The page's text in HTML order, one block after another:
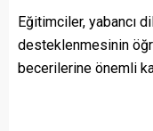
Eğitimciler, yabancı
desteklenmesinin
becerilerine önemli